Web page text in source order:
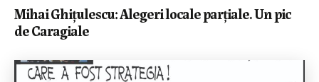
Mihai Ghițulescu: Alegeri locale parțiale. Un pic
de Caragiale